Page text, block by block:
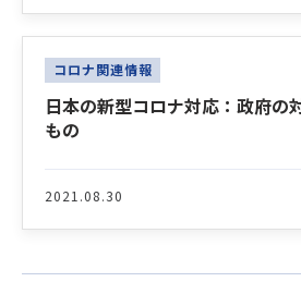
コロナ関連情報
日本の新型コロナ対応：政府の
もの
2021.08.30